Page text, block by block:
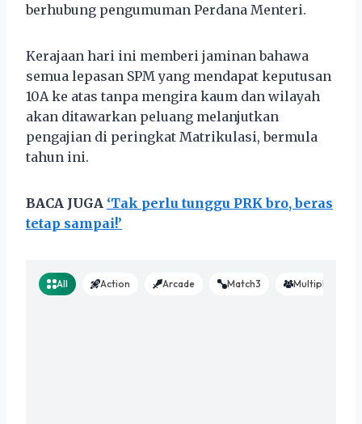
berhubung pengumuman Perdana Menteri.
Kerajaan hari ini memberi jaminan bahawa
semua lepasan SPM yang mendapat keputusan
10A ke atas tanpa mengira kaum dan wilayah
akan ditawarkan peluang melanjutkan
pengajian di peringkat Matrikulasi, bermula
tahun ini.
BACA JUGA ‘Tak perlu tunggu PRK bro, beras
tetap sampai!’